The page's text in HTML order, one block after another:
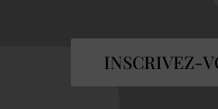
INSCRIVEZ-